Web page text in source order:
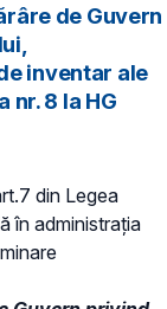
de Guvern
inventar ale
nr. 8 la HG
din Legea
în administraţia